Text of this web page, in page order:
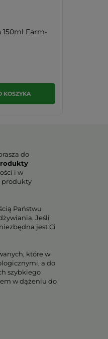
150ml Farm-
KOSZYKA
do
i w
produkty
Państwu
Jeśli
jest Ci
które w
a do
szybkiego
w dążeniu do